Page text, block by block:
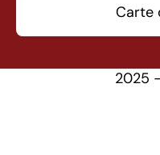
Carte
2025